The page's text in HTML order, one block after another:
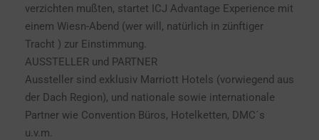
verzichten mußten, startet ICJ Advantage Experience mit
einem Wiesn-Abend (wer will, natürlich in zünftiger
Tracht ) zur Einstimmung.
AUSSTELLER und PARTNER
Aussteller sind exklusiv Marriott Hotels (vorwiegend aus
der Dach Region), und nationale sowie internationale
Partner wie Convention Büros, Hotelketten, DMC´s
u.v.m.